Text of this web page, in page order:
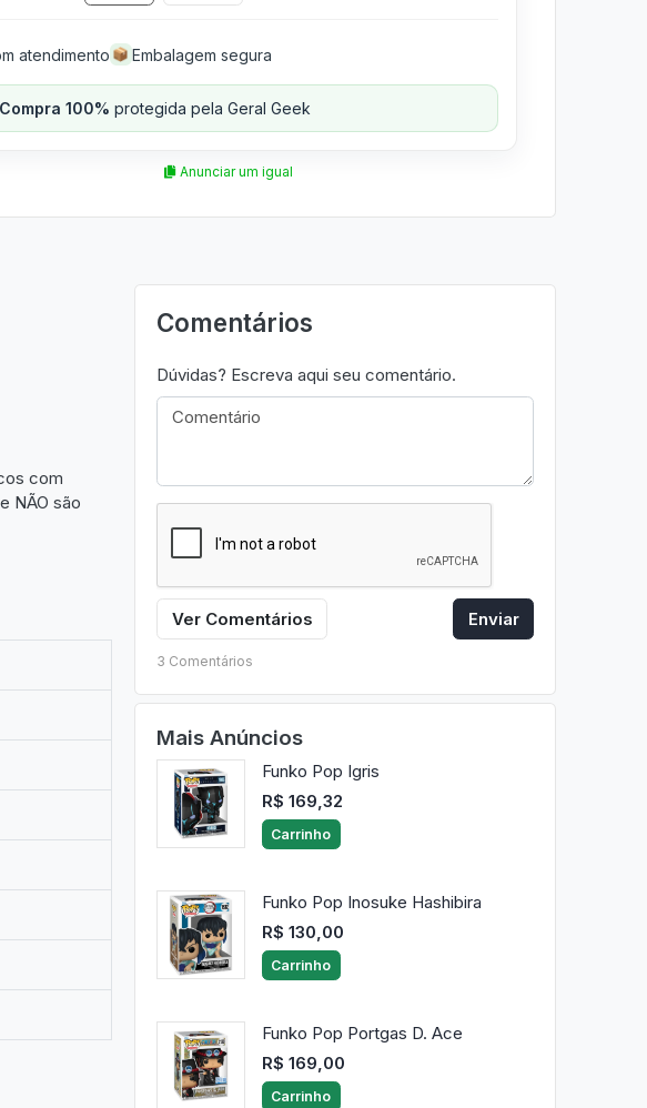
atendimento 📦 Embalagem segura
Compra 100% protegida pela Geral Geek
Anunciar um igual
com
NÃO são
Comentários
Dúvidas? Escreva aqui seu comentário.
Ver Comentários Enviar
3 Comentários
Mais Anúncios
Funko Pop Igris
R$ 169,32
Carrinho
Funko Pop Inosuke Hashibira
R$ 130,00
Carrinho
Funko Pop Portgas D. Ace
R$ 169,00
Carrinho